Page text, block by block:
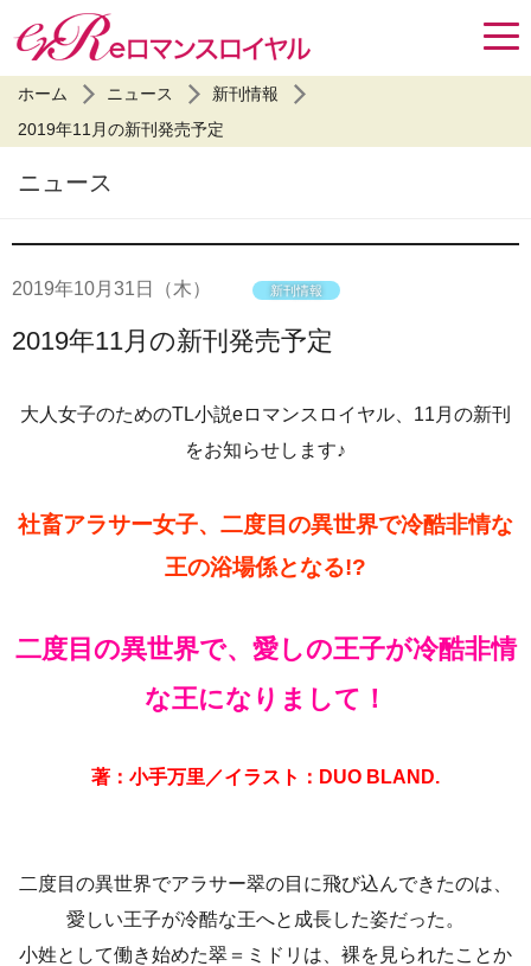
ホーム ニュース
新刊情報
2019年11月の新刊発売予定
ニュース
2019年10月31日 （木） 新刊情報
2019年11月の新刊発売予定
大人女子のためのTL小説eロマンスロイヤル、11月の新刊
をお知らせします♪
社畜アラサー女子、二度目の異世界で冷酷非情な
王の浴場係となる!?
二度目の異世界で、愛しの王子が冷酷非情
な王になりまして！
著：小手万里／イラスト：DUO BLAND.
二度目の異世界でアラサー翠の目に飛び込んできたのは、
愛しい王子が冷酷な王へと成長した姿だった。
小姓として働き始めた翠＝ミドリは、裸を見られたことか